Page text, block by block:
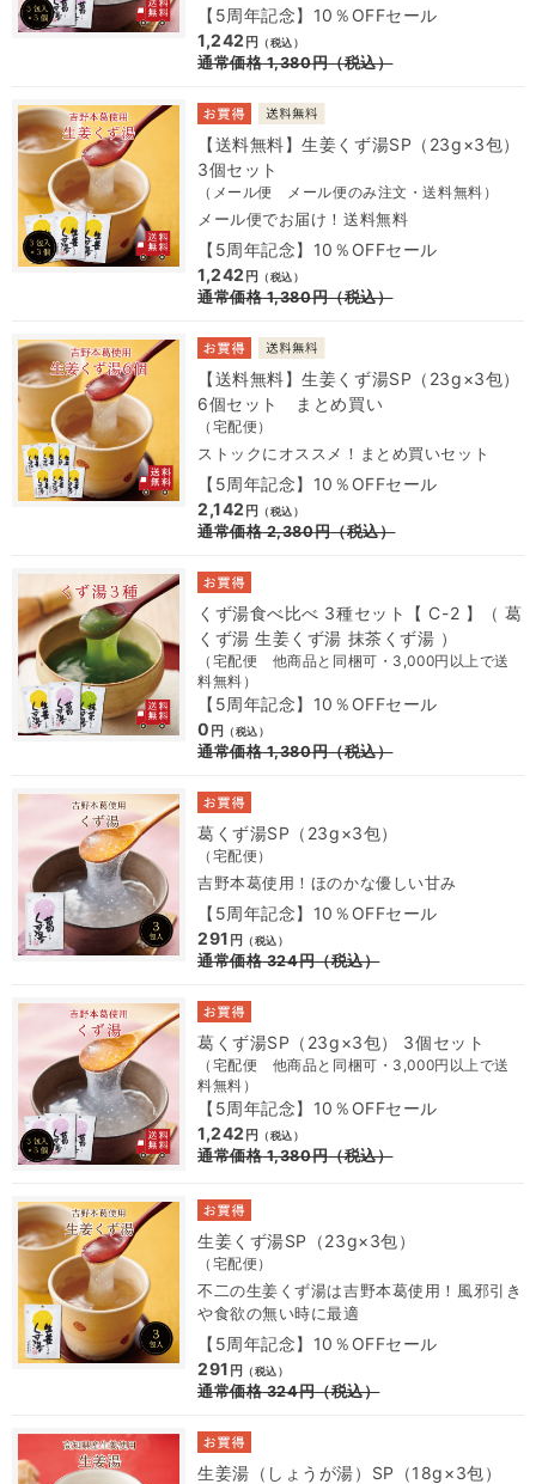
【5周年記念】10％OFFセール
1,242 円 （税込）
通常価格1,380円（税込）
【送料無料】生姜くず湯SP（23g×3包）
3個セット
（メール便 メール便のみ注文・送料無料）
メール便でお届け！送料無料
【5周年記念】10％OFFセール
1,242 円 （税込）
通常価格1,380円（税込）
【送料無料】生姜くず湯SP（23g×3包）
6個セット まとめ買い
（宅配便）
ストックにオススメ！まとめ買いセット
【5周年記念】10％OFFセール
2,142 円 （税込）
通常価格2,380円（税込）
くず湯食べ比べ 3種セット【 C-2 】（ 葛
くず湯 生姜くず湯 抹茶くず湯 ）
（宅配便 他商品と同梱可・3,000円以上で送
料無料）
【5周年記念】10％OFFセール
0 円 （税込）
通常価格1,380円（税込）
葛くず湯SP（23g×3包）
（宅配便）
吉野本葛使用！ほのかな優しい甘み
【5周年記念】10％OFFセール
291 円 （税込）
通常価格324円（税込）
葛くず湯SP（23g×3包） 3個セット
（宅配便 他商品と同梱可・3,000円以上で送
料無料）
【5周年記念】10％OFFセール
1,242 円 （税込）
通常価格1,380円（税込）
生姜くず湯SP（23g×3包）
（宅配便）
不二の生姜くず湯は吉野本葛使用！風邪引き
や食欲の無い時に最適
【5周年記念】10％OFFセール
291 円 （税込）
通常価格324円（税込）
生姜湯（しょうが湯）SP（18g×3包）